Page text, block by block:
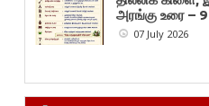
அரங்கு உரை – 9
07 July 2026